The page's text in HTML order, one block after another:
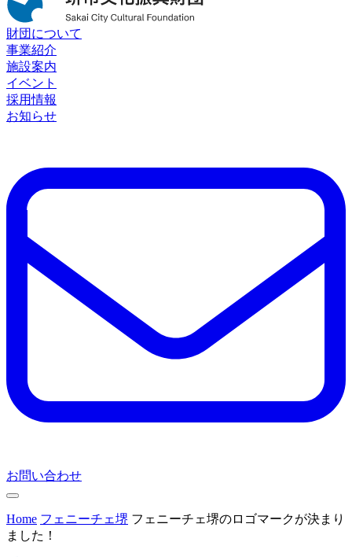
財団について
事業紹介
施設案内
イベント
採用情報
お知らせ
お問い合わせ
Home フェニーチェ堺 フェニーチェ堺のロゴマークが決まり
ました！